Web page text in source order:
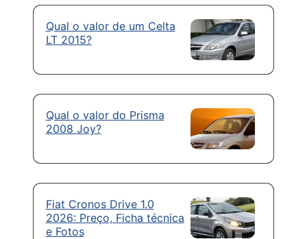
Qual o valor de um Celta
LT 2015?
Qual o valor do Prisma
2008 Joy?
Fiat Cronos Drive 1.0
2026: Preço, Ficha técnica
e Fotos